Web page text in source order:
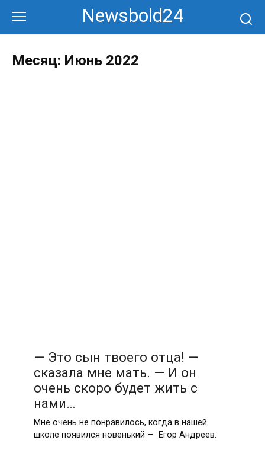
контенту
Newsbold24
Месяц: Июнь 2022
— Это сын твоего отца! —
сказала мне мать. — И он
очень скоро будет жить с
нами…
Мне очень не понравилось, когда в нашей
школе появился новенький — Егор Андреев.